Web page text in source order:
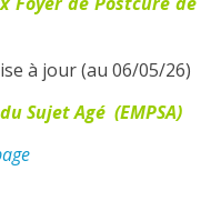
à jour (au 06/05/26)
Sujet Agé (EMPSA)